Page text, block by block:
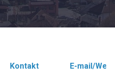
Kontakt
E-mail/Web